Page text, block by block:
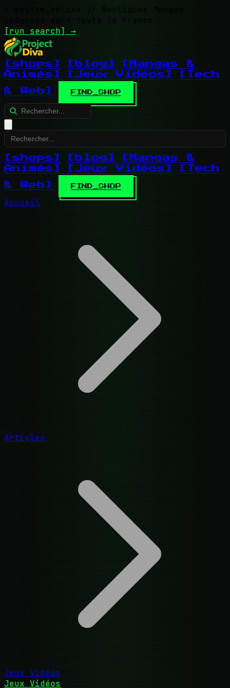
// Boutiques Mangas
indexées dans toute la France
[run search] →
[shops] [blog]
[Mangas &
Animés]
[Jeux Vidéos]
[Tech
& Web]
FIND_SHOP
[shops] [blog]
[Mangas &
Animés]
[Jeux Vidéos]
[Tech
& Web]
FIND_SHOP
Accueil
Articles
Jeux Vidéos
Jeux Vidéos